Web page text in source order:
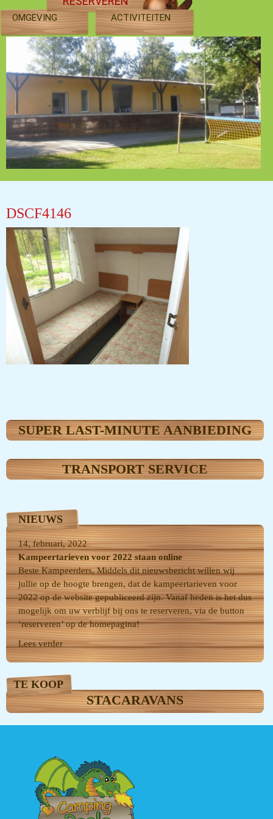
OMGEVING ACTIVITEITEN
DSCF4146
SUPER LAST-MINUTE AANBIEDING
TRANSPORT SERVICE
NIEUWS
14, februari, 2022
Kampeertarieven voor 2022 staan online
Beste Kampeerders, Middels dit nieuwsbericht willen wij
jullie op de hoogte brengen, dat de kampeertarieven voor
2022 op de website gepubliceerd zijn. Vanaf heden is het dus
mogelijk om uw verblijf bij ons te reserveren, via de button
‘reserveren’ op de homepagina!
Lees verder
TE KOOP
STACARAVANS